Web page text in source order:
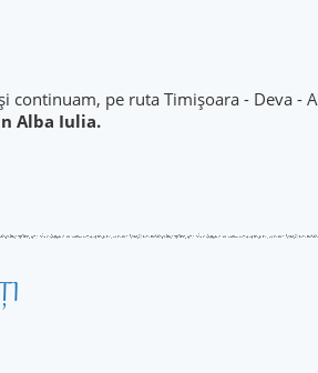
pe ruta Timișoara - Deva -
Alba Iulia.